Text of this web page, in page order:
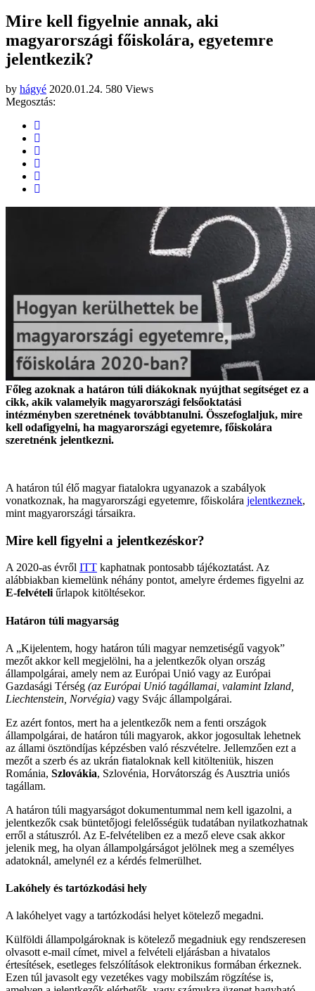
Mire kell figyelnie annak, aki
magyarországi főiskolára, egyetemre
jelentkezik?
by hágyé 2020.01.24. 580 Views
Megosztás:
Főleg azoknak a határon túli diákoknak nyújthat segítséget ez a
cikk, akik valamelyik magyarországi felsőoktatási
intézményben szeretnének továbbtanulni. Összefoglaljuk, mire
kell odafigyelni, ha magyarországi egyetemre, főiskolára
szeretnénk jelentkezni.
A határon túl élő magyar fiatalokra ugyanazok a szabályok
vonatkoznak, ha magyarországi egyetemre, főiskolára jelentkeznek,
mint magyarországi társaikra.
Mire kell figyelni a jelentkezéskor?
A 2020-as évről ITT kaphatnak pontosabb tájékoztatást. Az
alábbiakban kiemelünk néhány pontot, amelyre érdemes figyelni az
E-felvételi űrlapok kitöltésekor.
Határon túli magyarság
A „Kijelentem, hogy határon túli magyar nemzetiségű vagyok”
mezőt akkor kell megjelölni, ha a jelentkezők olyan ország
állampolgárai, amely nem az Európai Unió vagy az Európai
Gazdasági Térség (az Európai Unió tagállamai, valamint Izland,
Liechtenstein, Norvégia) vagy Svájc állampolgárai.
Ez azért fontos, mert ha a jelentkezők nem a fenti országok
állampolgárai, de határon túli magyarok, akkor jogosultak lehetnek
az állami ösztöndíjas képzésben való részvételre. Jellemzően ezt a
mezőt a szerb és az ukrán fiataloknak kell kitölteniük, hiszen
Románia, Szlovákia, Szlovénia, Horvátország és Ausztria uniós
tagállam.
A határon túli magyarságot dokumentummal nem kell igazolni, a
jelentkezők csak büntetőjogi felelősségük tudatában nyilatkozhatnak
erről a státuszról. Az E-felvételiben ez a mező eleve csak akkor
jelenik meg, ha olyan állampolgárságot jelölnek meg a személyes
adatoknál, amelynél ez a kérdés felmerülhet.
Lakóhely és tartózkodási hely
A lakóhelyet vagy a tartózkodási helyet kötelező megadni.
Külföldi állampolgároknak is kötelező megadniuk egy rendszeresen
olvasott e-mail címet, mivel a felvételi eljárásban a hivatalos
értesítések, esetleges felszólítások elektronikus formában érkeznek.
Ezen túl javasolt egy vezetékes vagy mobilszám rögzítése is,